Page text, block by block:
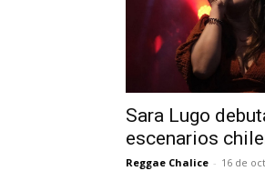
Sara Lugo
escenarios
Reggae Chalice - 16 de